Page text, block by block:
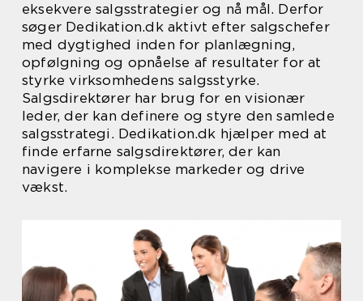
eksekvere salgsstrategier og nå mål. Derfor
søger Dedikation.dk aktivt efter salgschefer
med dygtighed inden for planlægning,
opfølgning og opnåelse af resultater for at
styrke virksomhedens salgsstyrke.
Salgsdirektører har brug for en visionær
leder, der kan definere og styre den samlede
salgsstrategi. Dedikation.dk hjælper med at
finde erfarne salgsdirektører, der kan
navigere i komplekse markeder og drive
vækst.